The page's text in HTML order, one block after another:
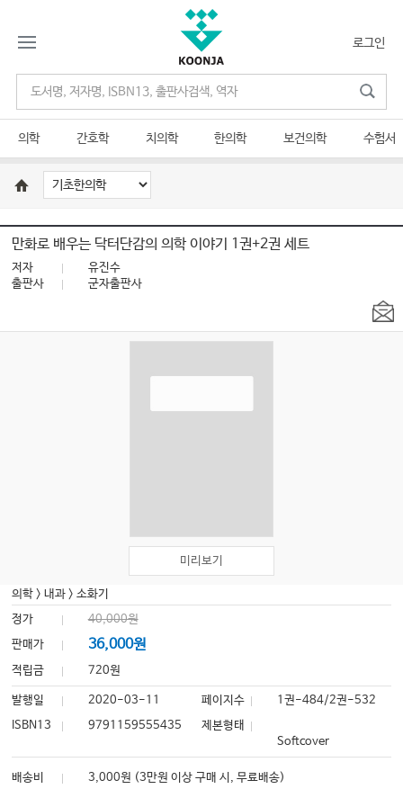
로그인
의학 간호학 치의학 한의학 보건의학 수험서
만화로 배우는 닥터단감의 의학 이야기 1권+2권 세트
저자
유진수
출판사
군자출판사
미리보기
의학 >내과 >소화기
정가
40,000원
판매가
36,000원
적립금 720원
발행일 2020-03-11 페이지수
1권-484/2권-532
ISBN13
9791159555435
제본형태
Softcover
배송비 3,000원 (3만원 이상 구매 시, 무료배송)